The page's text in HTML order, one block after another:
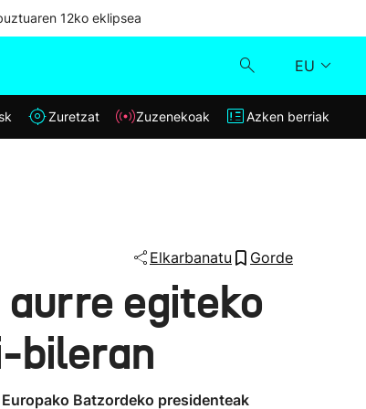
12ko eklipsea
EU
Klisk
Azken berriak
Zuretzat Zuzenekoak Azken berriak
Elkarbanatu Gorde
egiteko
bileran
Batzordeko presidenteak